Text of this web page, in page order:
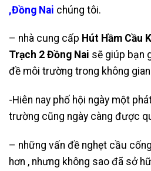
,Đồng Nai chúng tôi.
– nhà cung cấp Hút Hầm Cầu
Trạch 2 Đồng Nai sẽ giúp bạn
đề môi trường trong không
-Hiên nay phố hội ngày một
trường cũng ngày càng được
– những vấn đề nghẹt cầu
hơn , nhưng không sao đã sở